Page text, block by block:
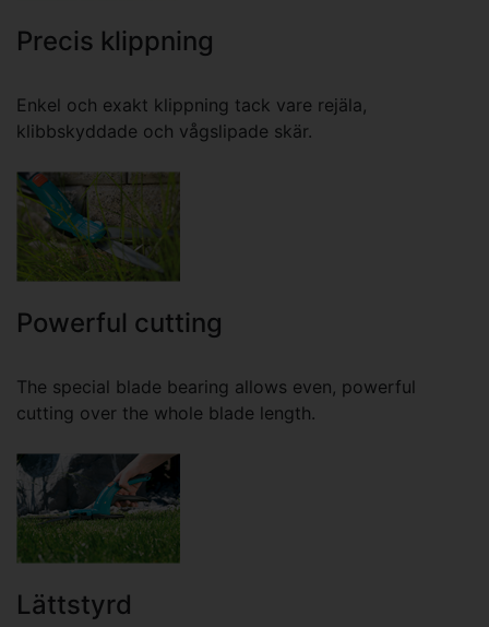
Precis klippning
Enkel och exakt klippning tack vare rejäla,
klibbskyddade och vågslipade skär.
Powerful cutting
The special blade bearing allows even, powerful
cutting over the whole blade length.
Lättstyrd